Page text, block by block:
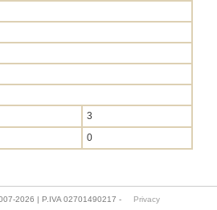
3
0
2026 | P.IVA 02701490217 - Privacy